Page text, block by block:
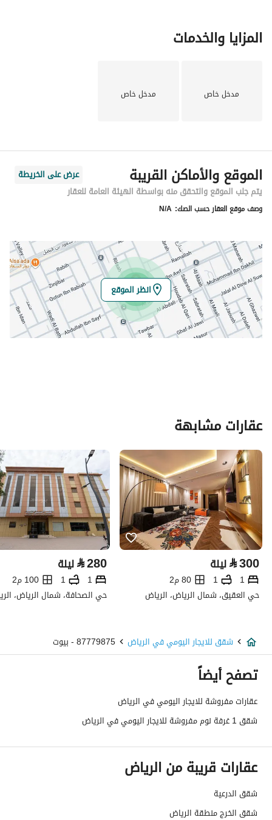
المزايا والخدمات
مدخل خاص مدخل خاص
الموقع والأماكن القريبة
عرض على الخريطة
يتم جلب الموقع والتحقق منه بواسطة الهيئة العامة للعقار
وصف موقع العقار حسب الصك: N/A
انظر الموقع
عقارات مشابهة
⃁300 ليلة
1
1
80 م2
حي العقيق، شمال الرياض، الرياض
⃁280 ليلة
1
1
100 م2
حي الصحافة، شمال الرياض،
شقق للايجار اليومي في الرياض 87779875 - بيوت
تصفح أيضاً
عقارات مفروشة للايجار اليومي في الرياض
شقق 1 غرفة نوم مفروشة للايجار اليومي في الرياض
عقارات قريبة من الرياض
شقق الدرعية
شقق الخرج منطقة الرياض